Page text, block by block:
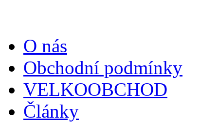
O nás
Obchodní podmínky
VELKOOBCHOD
Články